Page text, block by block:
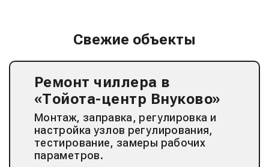
Свежие объекты
Ремонт чиллера в
«Тойота-центр Внуково»
Монтаж, заправка, регулировка и
настройка узлов регулирования,
тестирование, замеры рабочих
параметров.